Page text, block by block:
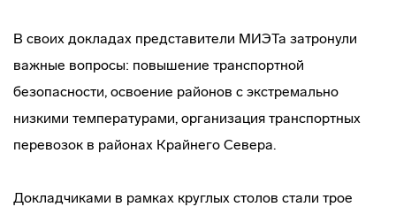
В своих докладах представители МИЭТа затронули
важные вопросы: повышение транспортной
безопасности, освоение районов с экстремально
низкими температурами, организация транспортных
перевозок в районах Крайнего Севера.
Докладчиками в рамках круглых столов стали трое